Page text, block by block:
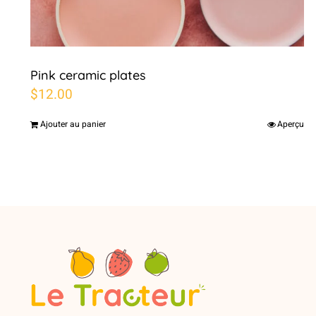
Pink ceramic plates
$12.00
Ajouter au panier Aperçu